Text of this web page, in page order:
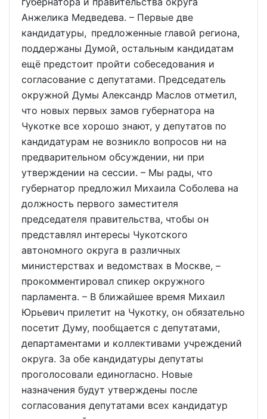
Анжелика Медведева. – Первые две
кандидатуры, предложенные главой региона,
поддержаны Думой, остальным кандидатам
ещё предстоит пройти собеседования и
согласование с депутатами. Председатель
окружной Думы Александр Маслов отметил,
что новых первых замов губернатора на
Чукотке все хорошо знают, у депутатов по
кандидатурам не возникло вопросов ни на
предварительном обсуждении, ни при
утверждении на сессии. – Мы рады, что
губернатор предложил Михаила Соболева на
должность первого заместителя
председателя правительства, чтобы он
представлял интересы Чукотского
автономного округа в различных
министерствах и ведомствах в Москве, –
прокомментировал спикер окружного
парламента. – В ближайшее время Михаил
Юрьевич прилетит на Чукотку, он обязательно
посетит Думу, пообщается с депутатами,
департаментами и коллективами учреждений
округа. За обе кандидатуры депутаты
проголосовали единогласно. Новые
назначения будут утверждены после
согласования депутатами всех кандидатур